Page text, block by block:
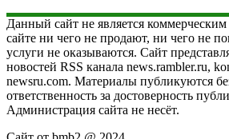
Данный сайт не является
сайте ни чего не продают, ни чего не
услуги не оказываются. Сайт
новостей RSS канала news.rambler.ru,
newsru.com. Материалы публикуются
ответственность за достоверность
Администрация сайта не несёт.